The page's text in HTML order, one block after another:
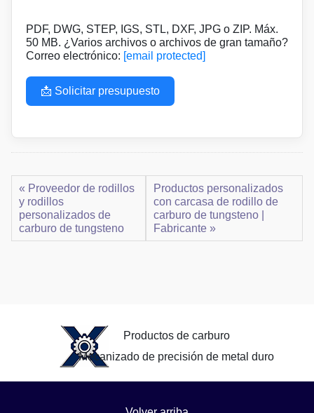
PDF, DWG, STEP, IGS, STL, DXF, JPG o ZIP. Máx.
50 MB. ¿Varios archivos o archivos de gran tamaño?
Correo electrónico: [email protected]
📩 Solicitar presupuesto
« Proveedor de rodillos
y rodillos
personalizados de
carburo de tungsteno
Productos personalizados
con carcasa de rodillo de
carburo de tungsteno |
Fabricante »
Productos de carburo
Mecanizado de precisión de metal duro